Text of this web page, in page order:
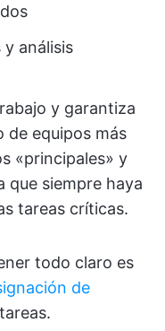
análisis
y garantiza
de equipos más
«principales» y
que siempre haya
tareas críticas.
todo claro es
de